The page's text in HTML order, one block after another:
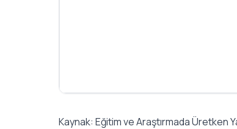
Kaynak: Eğitim ve Araştırmada Üretken